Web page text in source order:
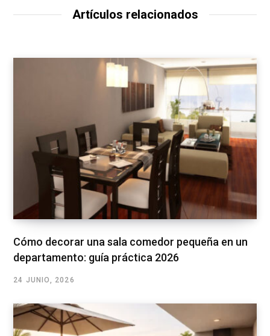
Artículos relacionados
Cómo decorar una sala comedor pequeña en un
departamento: guía práctica 2026
24 JUNIO, 2026